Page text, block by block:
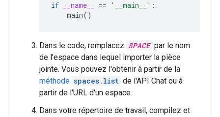
if __name__ == '__main__' :
main()
Dans le code, remplacez SPACE par le nom
de l'espace dans lequel importer la pièce
jointe. Vous pouvez l'obtenir à partir de la
méthode spaces.list de l'API Chat ou à
partir de l'URL d'un espace.
Dans votre répertoire de travail, compilez et